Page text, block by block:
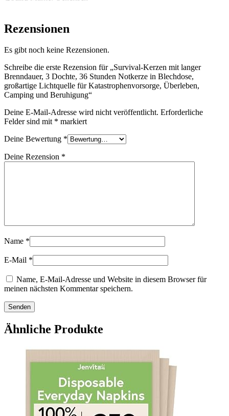
Rezensionen
Es gibt noch keine Rezensionen.
Schreibe die erste Rezension für „Survival-Kerzen mit langer
Brenndauer, 3 Dochte, 36 Stunden Notkerze in Blechdose,
großartige Lichtquelle für Katastrophenvorsorge, Überleben,
Camping und Beruhigung“
Deine E-Mail-Adresse wird nicht veröffentlicht. Erforderliche
Felder sind mit * markiert
Deine Bewertung *
Deine Rezension *
Name *
E-Mail *
Name, E-Mail-Adresse und Website in diesem Browser für
meinen nächsten Kommentar speichern.
Ähnliche Produkte